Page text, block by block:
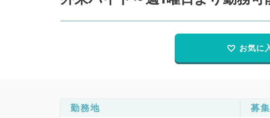
お気に
勤務地 募